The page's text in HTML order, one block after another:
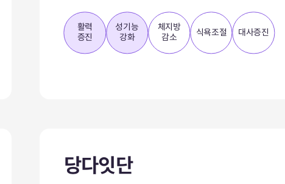
활력
증진
성기능
강화
체지방
감소
식욕조절 대사증진
당다잇단